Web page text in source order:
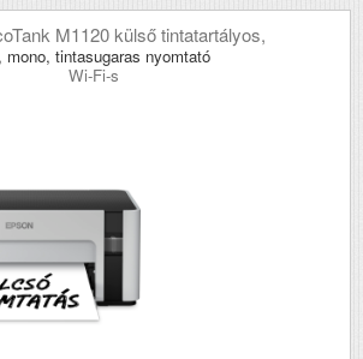
M1120 külső tintatartályos,
mono, tintasugaras nyomtató
Wi-Fi-s